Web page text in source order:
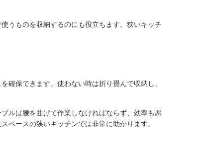
うものを収納するのにも役立ちます。狭いキッチ
確保できます。使わない時は折り畳んで収納し、
ルは腰を曲げて作業しなければならず、効率も悪
ペースの狭いキッチンでは非常に助かります。